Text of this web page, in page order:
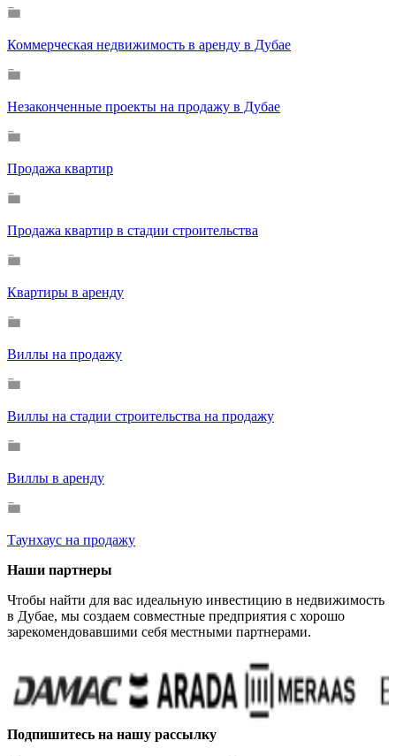
Коммерческая недвижимость в аренду в Дубае
Незаконченные проекты на продажу в Дубае
Продажа квартир
Продажа квартир в стадии строительства
Квартиры в аренду
Виллы на продажу
Виллы на стадии строительства на продажу
Виллы в аренду
Таунхаус на продажу
Наши партнеры
Чтобы найти для вас идеальную инвестицию в недвижимость
в Дубае, мы создаем совместные предприятия с хорошо
зарекомендовавшими себя местными партнерами.
Подпишитесь на нашу рассылку